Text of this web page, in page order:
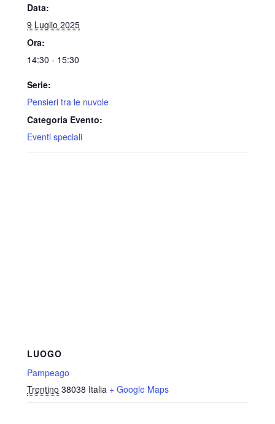
Data:
9 Luglio 2025
Ora:
14:30 - 15:30
Serie:
Pensieri tra le nuvole
Categoria Evento:
Eventi speciali
LUOGO
Pampeago
Trentino 38038 Italia + Google Maps